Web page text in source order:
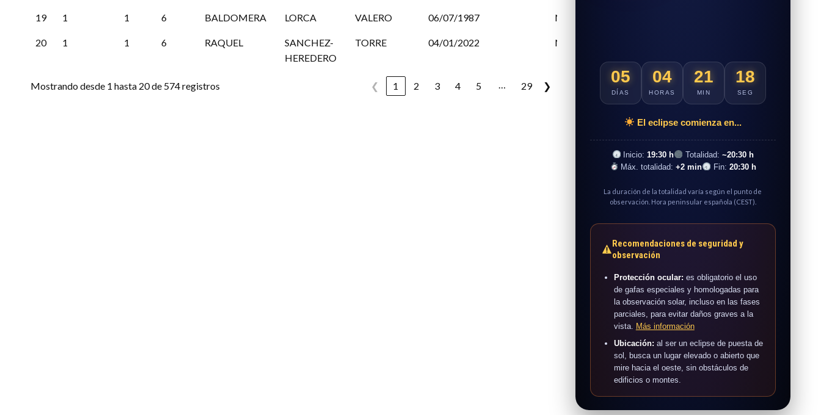
19 1 1 6 BALDOMERA LORCA VALERO 06/07/1987 NULL
20 1 1 6 RAQUEL
SANCHEZ-
HEREDERO
TORRE 04/01/2022 NULL
Mostrando desde 1 hasta 20 de 574 registros ❮ 1 2 3 4 5 29 ❯ 05
DÍAS
04
HORAS
21
MIN
16
SEG
El eclipse comienza en...
Inicio:19:30 h Totalidad: ~20:30 h
Máx. totalidad:+2 min Fin: 20:30 h
La duración de la totalidad varía según el punto de
observación. Hora peninsular española (CEST).
Recomendaciones de seguridad y
observación
Protección ocular: es obligatorio el uso
de gafas especiales y homologadas para
la observación solar, incluso en las fases
parciales, para evitar daños graves a la
vista. Más información
Ubicación: al ser un eclipse de puesta de
sol, busca un lugar elevado o abierto que
mire hacia el oeste, sin obstáculos de
edificios o montes.